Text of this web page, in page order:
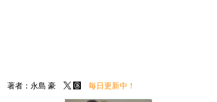
著者：永島 豪 毎日更新中！